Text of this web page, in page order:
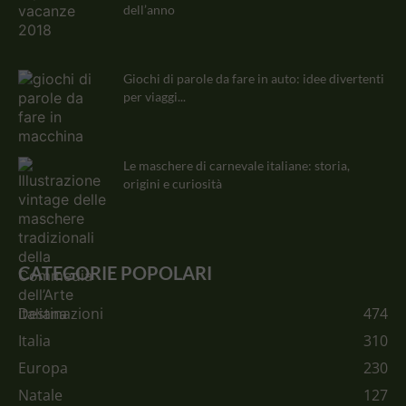
dell’anno
Giochi di parole da fare in auto: idee divertenti
per viaggi...
Le maschere di carnevale italiane: storia,
origini e curiosità
CATEGORIE POPOLARI
Destinazioni
474
Italia
310
Europa
230
Natale
127